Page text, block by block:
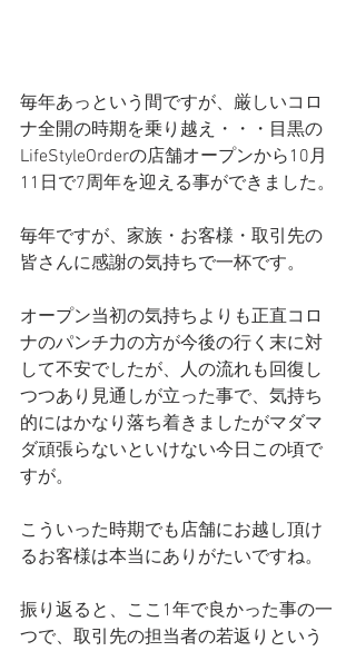
毎年あっという間ですが、厳しいコロ
ナ全開の時期を乗り越え・・・目黒の
LifeStyleOrderの店舗オープンから10月
11日で7周年を迎える事ができました。
毎年ですが、家族・お客様・取引先の
皆さんに感謝の気持ちで一杯です。
オープン当初の気持ちよりも正直コロ
ナのパンチ力の方が今後の行く末に対
して不安でしたが、人の流れも回復し
つつあり見通しが立った事で、気持ち
的にはかなり落ち着きましたがマダマ
ダ頑張らないといけない今日この頃で
すが。
こういった時期でも店舗にお越し頂け
るお客様は本当にありがたいですね。
振り返ると、ここ1年で良かった事の一
つで、取引先の担当者の若返りという